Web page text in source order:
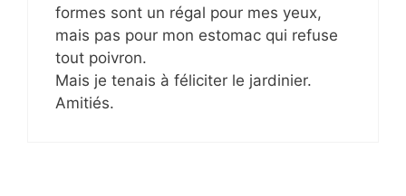
formes sont un régal pour mes yeux,
mais pas pour mon estomac qui refuse
tout poivron.
Mais je tenais à féliciter le jardinier.
Amitiés.